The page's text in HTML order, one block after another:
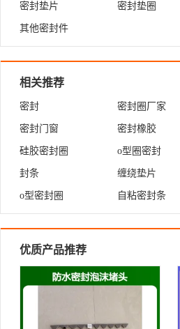
密封垫片 密封垫圈
其他密封件
相关推荐
密封 密封圈厂家
密封门窗 密封橡胶
硅胶密封圈 o型圈密封
封条 缠绕垫片
o型密封圈 自粘密封条
优质产品推荐